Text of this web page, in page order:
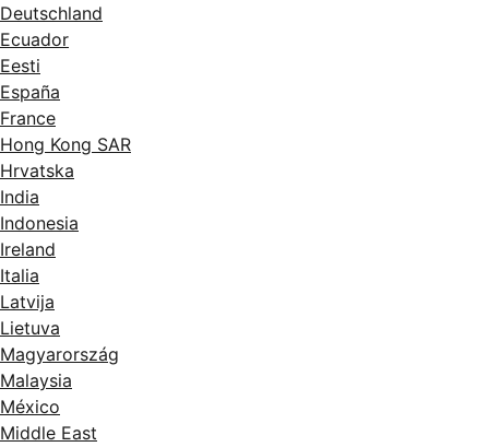
Deutschland
Ecuador
Eesti
España
France
Hong Kong SAR
Hrvatska
India
Indonesia
Ireland
Italia
Latvija
Lietuva
Magyarország
Malaysia
México
Middle East